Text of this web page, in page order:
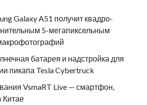
Galaxy A51 получит квадро-
5-мегапиксельным
батарея и надстройка для
пикапа Tesla Cybertruck
VsmaRT Live — смартфон,
Китае